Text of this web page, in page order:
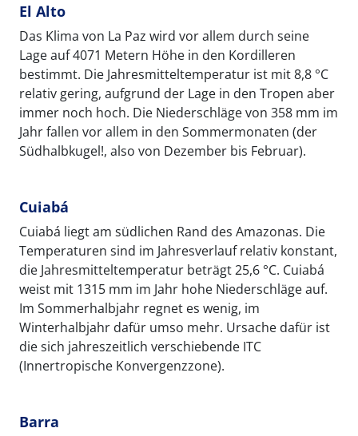
El Alto
Das Klima von La Paz wird vor allem durch seine
Lage auf 4071 Metern Höhe in den Kordilleren
bestimmt. Die Jahresmitteltemperatur ist mit 8,8 °C
relativ gering, aufgrund der Lage in den Tropen aber
immer noch hoch. Die Niederschläge von 358 mm im
Jahr fallen vor allem in den Sommermonaten (der
Südhalbkugel!, also von Dezember bis Februar).
Cuiabá
Cuiabá liegt am südlichen Rand des Amazonas. Die
Temperaturen sind im Jahresverlauf relativ konstant,
die Jahresmitteltemperatur beträgt 25,6 °C. Cuiabá
weist mit 1315 mm im Jahr hohe Niederschläge auf.
Im Sommerhalbjahr regnet es wenig, im
Winterhalbjahr dafür umso mehr. Ursache dafür ist
die sich jahreszeitlich verschiebende ITC
(Innertropische Konvergenzzone).
Barra